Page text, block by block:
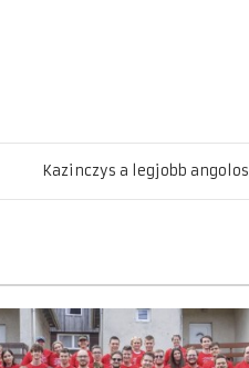
Kazinczys a legjobb angolos